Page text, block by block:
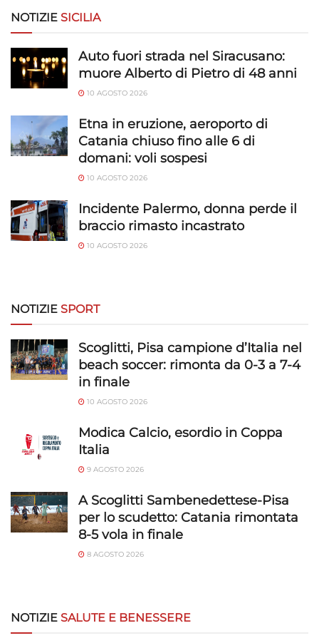
Abbinare e combinare dati provenienti da altre
fonti di dati, Collegare diversi dispositivi,
Identificare i dispositivi in base alle informazioni
trasmesse automaticamente.
Utilizzare dati di geolocalizzazione precisi,
Riconoscere i dispositivi in base a informazioni
richieste attivamente.
Garantire la sicurezza, prevenire e
rilevare frodi, correggere errori, Erogare
e presentare pubblicità e contenuto,
Salvare e comunicare le scelte sulla
NOTIZIE SICILIA
Auto fuori strada nel Siracusano:
muore Alberto di Pietro di 48 anni
10 AGOSTO 2026
Etna in eruzione, aeroporto di
Catania chiuso fino alle 6 di
domani: voli sospesi
10 AGOSTO 2026
Incidente Palermo, donna perde il
braccio rimasto incastrato
10 AGOSTO 2026
NOTIZIE SPORT
Scoglitti, Pisa campione d’Italia nel
beach soccer: rimonta da 0-3 a 7-4
in finale
10 AGOSTO 2026
Modica Calcio, esordio in Coppa
Italia
9 AGOSTO 2026
A Scoglitti Sambenedettese-Pisa
per lo scudetto: Catania rimontata
8-5 vola in finale
8 AGOSTO 2026
NOTIZIE SALUTE E BENESSERE